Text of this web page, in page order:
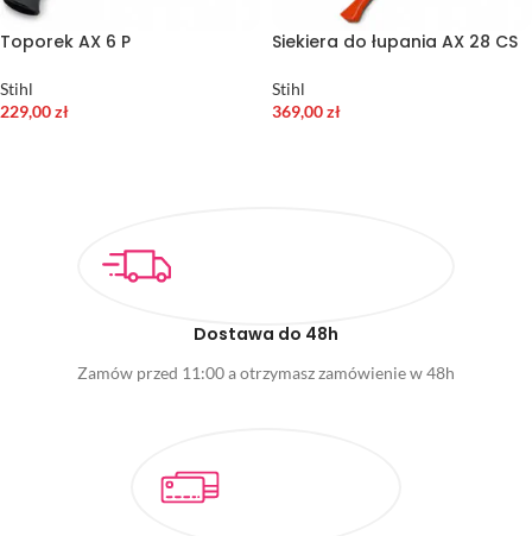
Toporek AX 6 P
Stihl
229,00zł
Siekiera do łupania AX 28 CS
Stihl
369,00zł
Dostawa do 48h
Zamów przed 11:00 a otrzymasz zamówienie w 48h